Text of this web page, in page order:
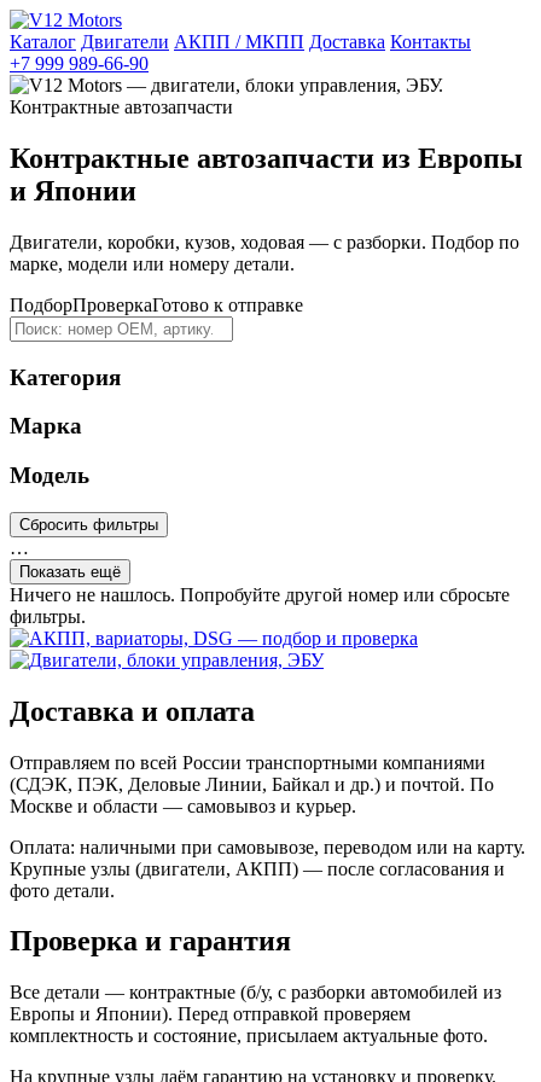
Каталог Двигатели АКПП / МКПП Доставка Контакты
+7 999 989-66-90
Контрактные автозапчасти из Европы
и Японии
Двигатели, коробки, кузов, ходовая — с разборки. Подбор по
марке, модели или номеру детали.
ПодборПроверкаГотово к отправке
Категория
Марка
Модель
Сбросить фильтры
…
Показать ещё
Ничего не нашлось. Попробуйте другой номер или сбросьте
фильтры.
Доставка и оплата
Отправляем по всей России транспортными компаниями
(СДЭК, ПЭК, Деловые Линии, Байкал и др.) и почтой. По
Москве и области — самовывоз и курьер.
Оплата: наличными при самовывозе, переводом или на карту.
Крупные узлы (двигатели, АКПП) — после согласования и
фото детали.
Проверка и гарантия
Все детали — контрактные (б/у, с разборки автомобилей из
Европы и Японии). Перед отправкой проверяем
комплектность и состояние, присылаем актуальные фото.
На крупные узлы даём гарантию на установку и проверку.